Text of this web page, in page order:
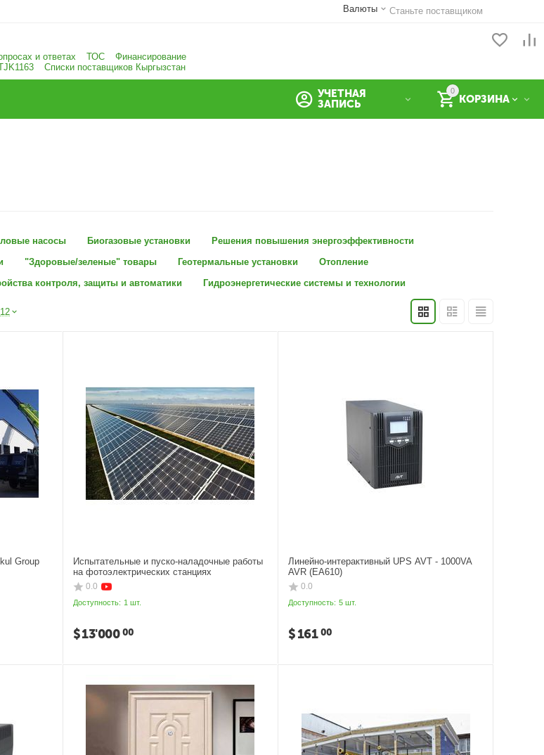
Станьте поставщиком
Валюты
и ответах ТОС
Финансирование
Списки поставщиков Кыргызстан
0
КОРЗИНА
УЧЕТНАЯ
ЗАПИСЬ
насосы Биогазовые установки
Решения повышения энергоэффективности
"Здоровые/зеленые" товары Геотермальные установки
Отопление
контроля, защиты и автоматики Гидроэнергетические системы и технологии
12
Group
Испытательные и пуско-наладочные работы
на фотоэлектрических станциях
0.0
Доступность: 1 шт.
$13'000 00
Линейно-интерактивный UPS AVT - 1000VA
AVR (EA610)
0.0
Доступность: 5 шт.
$161 00